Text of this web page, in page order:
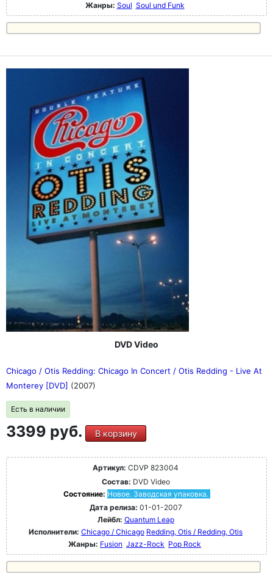
Жанры: Soul Soul und Funk
DVD Video
Chicago / Otis Redding: Chicago In Concert / Otis Redding - Live At
Monterey [DVD] (2007)
Есть в наличии
3399 руб. В корзину
Артикул: CDVP 823004
Состав: DVD Video
Состояние: Новое. Заводская упаковка.
Дата релиза: 01-01-2007
Лейбл: Quantum Leap
Исполнители: Chicago / Chicago Redding, Otis / Redding, Otis
Жанры: Fusion Jazz-Rock Pop Rock